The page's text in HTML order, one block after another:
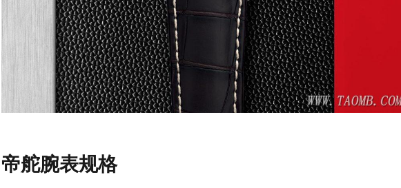
帝舵腕表规格